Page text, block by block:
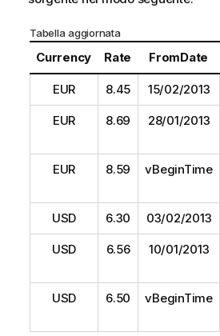
Tabella aggiornata
Currency Rate FromDate
EUR 8.45 15/02/2013
EUR 8.69 28/01/2013
EUR 8.59 vBeginTime
USD 6.30 03/02/2013
USD 6.56 10/01/2013
USD 6.50 vBeginTime